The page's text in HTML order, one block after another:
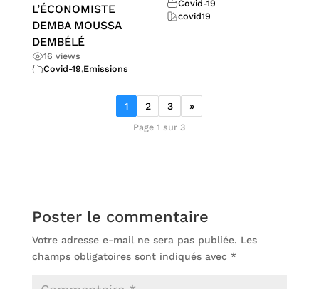
L’ÉCONOMISTE
DEMBA MOUSSA
DEMBÉLÉ
16 views
Covid-19,Emissions
Covid-19
covid19
1 2 3 »
Page 1 sur 3
Poster le commentaire
Votre adresse e-mail ne sera pas publiée. Les
champs obligatoires sont indiqués avec *